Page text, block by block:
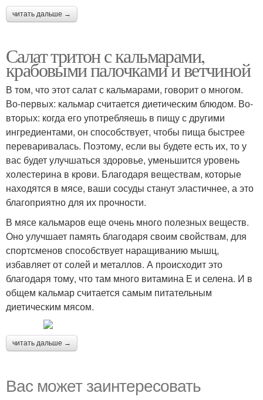
читать дальше →
Салат тритон с кальмарами,
крабовыми палочками и ветчиной
В том, что этот салат с кальмарами, говорит о многом.
Во-первых: кальмар считается диетическим блюдом. Во-
вторых: когда его употребляешь в пищу с другими
ингредиентами, он способствует, чтобы пища быстрее
переваривалась. Поэтому, если вы будете есть их, то у
вас будет улучшаться здоровье, уменьшится уровень
холестерина в крови. Благодаря веществам, которые
находятся в мясе, ваши сосуды станут эластичнее, а это
благоприятно для их прочности.
В мясе кальмаров еще очень много полезных веществ.
Оно улучшает память благодаря своим свойствам, для
спортсменов способствует наращиванию мышц,
избавляет от солей и металлов. А происходит это
благодаря тому, что там много витамина Е и селена. И в
общем кальмар считается самым питательным
диетическим мясом.
читать дальше →
Вас может заинтересовать